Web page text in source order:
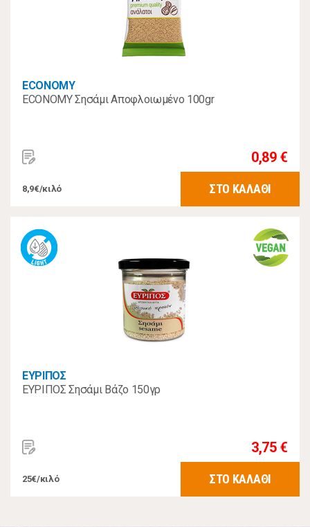
ECONOMY
ECONOMY Σησάμι Αποφλοιωμένο 100gr
0,89 €
8,9€/κιλό ΣΤΟ ΚΑΛΑΘΙ
ΕΥΡΙΠΟΣ
ΕΥΡΙΠΟΣ Σησάμι Βάζο 150γρ
3,75 €
25€/κιλό ΣΤΟ ΚΑΛΑΘΙ